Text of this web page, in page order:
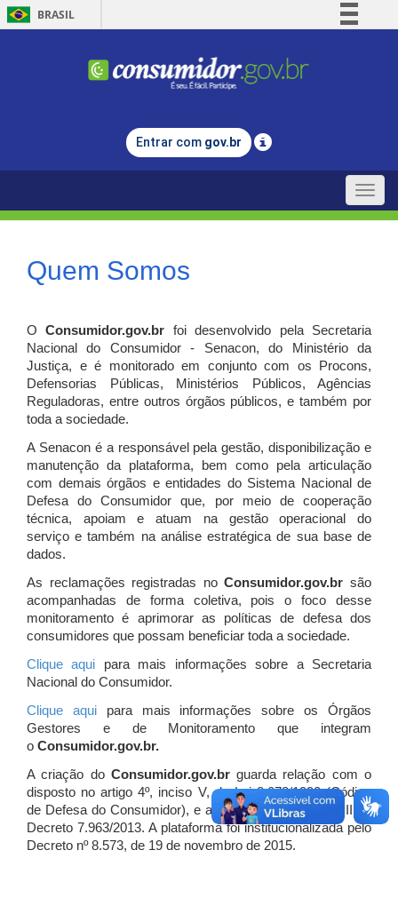
BRASIL
Comunica BR
Legislação
Entrar com gov.br
Toggle
Quem Somos
OConsumidor.gov.br
foi desenvolvido pela Secretaria
Nacional do Consumidor - Senacon, do Ministério da
Justiça, e é monitorado em conjunto com os Procons,
Defensorias Públicas, Ministérios Públicos, Agências
Reguladoras, entre outros órgãos públicos, e também por
toda a sociedade.
A Senacon é a responsável pela gestão, disponibilização e
manutenção da plataforma, bem como pela articulação
com demais órgãos e entidades do Sistema Nacional de
Defesa do Consumidor que, por meio de cooperação
técnica, apoiam e atuam na gestão operacional do
serviço e também na análise estratégica de sua base de
dados.
As reclamações registradas noConsumidor.gov.br são
acompanhadas de forma coletiva, pois o foco desse
monitoramento é aprimorar as políticas de defesa dos
consumidores que possam beneficiar toda a sociedade.
Clique aqui para mais informações sobre a Secretaria
Nacional do Consumidor.
Clique aquipara mais informações sobre os Órgãos
Gestores e de Monitoramento que integram
o Consumidor.gov.br.
A criação do Consumidor.gov.brguarda relação com o
disposto no artigo 4º, inciso V, da Lei 8.078/1990 (Código
de Defesa do Consumidor), e artigo 7º, incisos I, II e III do
Decreto 7.963/2013. A plataforma foi institucionalizada pelo
Decreto nº 8.573, de 19 de novembro de 2015.